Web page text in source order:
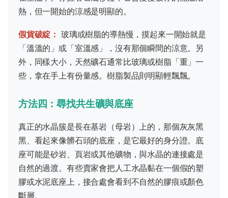
熱，但一開始的涼感是明顯的。
假貨破綻： 玻璃或樹脂的導熱慢，摸起來一開始就是
「溫溫的」或「室溫感」，沒有那個瞬間的涼意。另
外，同樣大小，天然礦石通常比玻璃或樹脂「重」一
些，拿在手上有份量感。樹脂製品則明顯輕飄飄。
方法四：尋找共生礦與底座
真正的水晶簇是長在基岩（母岩）上的，那個灰灰黑
黑、看起來像髒石頭的底座，是它最好的身分證。底
座可能是砂岩、頁岩或其他礦物，與水晶的連接處是
自然的過渡。有些賣家會把人工水晶黏在一個假的塑
膠或水泥底座上，接合處會看到不自然的膠痕或顏色
斷層。